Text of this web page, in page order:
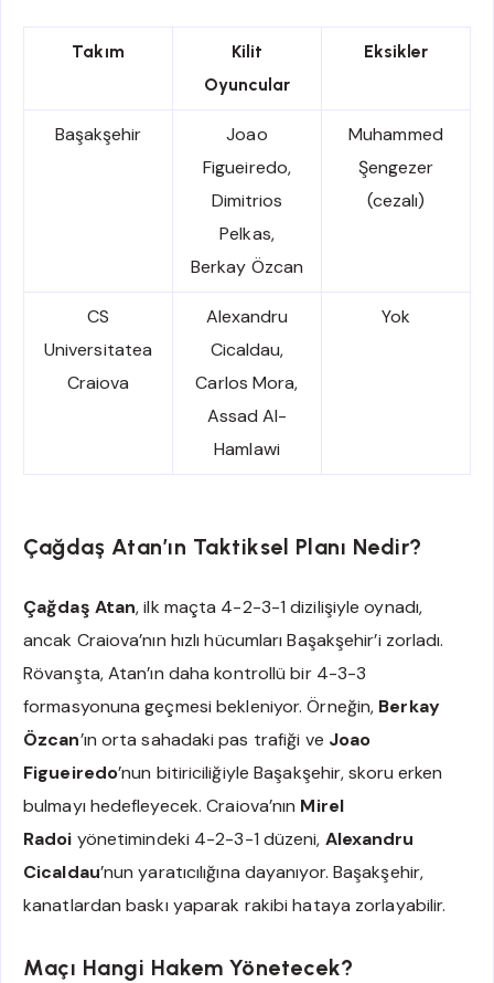
Takım
Kilit
Oyuncular
Eksikler
Başakşehir
Joao
Figueiredo,
Dimitrios
Pelkas,
Berkay Özcan
Muhammed
Şengezer
(cezalı)
CS
Universitatea
Craiova
Alexandru
Cicaldau,
Carlos Mora,
Assad Al-
Hamlawi
Yok
Çağdaş Atan’ın Taktiksel Planı Nedir?
Çağdaş Atan, ilk maçta 4-2-3-1 dizilişiyle oynadı,
ancak Craiova’nın hızlı hücumları Başakşehir’i zorladı.
Rövanşta, Atan’ın daha kontrollü bir 4-3-3
formasyonuna geçmesi bekleniyor. Örneğin, Berkay
Özcan’ın orta sahadaki pas trafiği ve Joao
Figueiredo’nun bitiriciliğiyle Başakşehir, skoru erken
bulmayı hedefleyecek. Craiova’nın Mirel
Radoi yönetimindeki 4-2-3-1 düzeni, Alexandru
Cicaldau’nun yaratıcılığına dayanıyor. Başakşehir,
kanatlardan baskı yaparak rakibi hataya zorlayabilir.
Maçı Hangi Hakem Yönetecek?